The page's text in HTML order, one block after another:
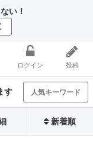
い！
ログイン 投稿
す 人気キーワード
新着順